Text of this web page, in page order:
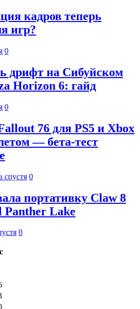
кадров теперь
игр?
0
дрифт на Сибуйском
Horizon 6: гайд
0
76 для PS5 и Xbox
— бета-тест
спустя 0
портативку Claw 8
Lake
0